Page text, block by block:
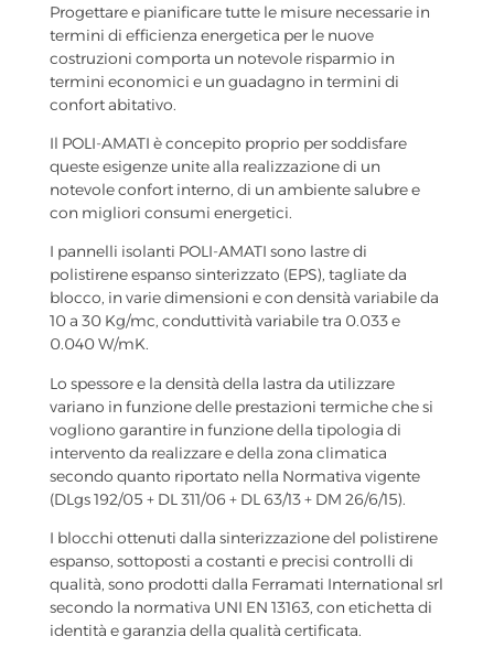
Progettare e pianificare tutte le misure necessarie in
termini di efficienza energetica per le nuove
costruzioni comporta un notevole risparmio in
termini economici e un guadagno in termini di
confort abitativo.
Il POLI-AMATI è concepito proprio per soddisfare
queste esigenze unite alla realizzazione di un
notevole confort interno, di un ambiente salubre e
con migliori consumi energetici.
I pannelli isolanti POLI-AMATI sono lastre di
polistirene espanso sinterizzato (EPS), tagliate da
blocco, in varie dimensioni e con densità variabile da
10 a 30 Kg/mc, conduttività variabile tra 0.033 e
0.040 W/mK.
Lo spessore e la densità della lastra da utilizzare
variano in funzione delle prestazioni termiche che si
vogliono garantire in funzione della tipologia di
intervento da realizzare e della zona climatica
secondo quanto riportato nella Normativa vigente
(DLgs 192/05 + DL 311/06 + DL 63/13 + DM 26/6/15).
I blocchi ottenuti dalla sinterizzazione del polistirene
espanso, sottoposti a costanti e precisi controlli di
qualità, sono prodotti dalla Ferramati International srl
secondo la normativa UNI EN 13163, con etichetta di
identità e garanzia della qualità certificata.